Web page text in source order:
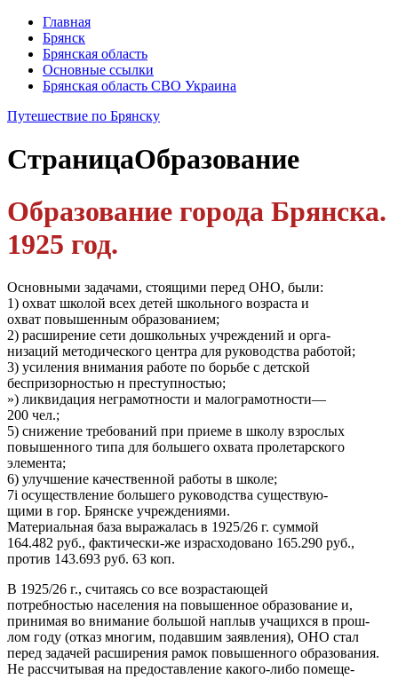
Главная
Брянск
Брянская область
Основные ссылки
Брянская область СВО Украина
Путешествие по Брянску
СтраницаОбразование
Образование города Брянска.
1925 год.
Основными задачами, стоящими перед ОНО, были:
1) охват школой всех детей школьного возраста и
охват повышенным образованием;
2) расширение сети дошкольных учреждений и орга-
низаций методического центра для руководства работой;
3) усиления внимания работе по борьбе с детской
беспризорностью н преступностью;
») ликвидация неграмотности и малограмотности—
200 чел.;
5) снижение требований при приеме в школу взрослых
повышенного типа для большего охвата пролетарского
элемента;
6) улучшение качественной работы в школе;
7i осуществление большего руководства существую-
щими в гор. Брянске учреждениями.
Материальная база выражалась в 1925/26 г. суммой
164.482 руб., фактически-же израсходовано 165.290 руб.,
против 143.693 руб. 63 коп.
В 1925/26 г., считаясь со все возрастающей
потребностью населения на повышенное образование и,
принимая во внимание большой наплыв учащихся в прош-
лом году (отказ многим, подавшим заявления), ОНО стал
перед задачей расширения рамок повышенного образования.
Не рассчитывая на предоставление какого-либо помеще-